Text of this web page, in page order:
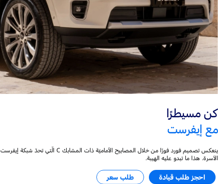
كن مسيطرًا
مع إيفرست
ينعكس تصميم فورد فورًا من خلال المصابيح الأماميّة ذات المشابك C الّتي تحدّ شبكة إيفرست
الآسرة. هذا ما تبدو عليه الهيبة.
احجز طلب قيادة طلب سعر